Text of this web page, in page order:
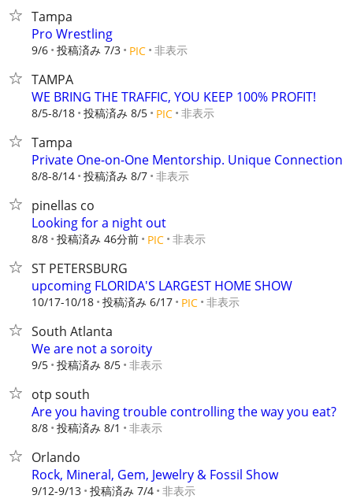
Tampa
Pro Wrestling
9/6 投稿済み 7/3 PIC 非表示
TAMPA
WE BRING THE TRAFFIC, YOU KEEP 100% PROFIT!
8/5-8/18 投稿済み 8/5 PIC 非表示
Tampa
Private One-on-One Mentorship. Unique Connection
8/8-8/14 投稿済み 8/7 非表示
pinellas co
Looking for a night out
8/8 投稿済み 46分前 PIC 非表示
ST PETERSBURG
upcoming FLORIDA'S LARGEST HOME SHOW
10/17-10/18 投稿済み 6/17 PIC 非表示
South Atlanta
We are not a soroity
9/5 投稿済み 8/5 非表示
otp south
Are you having trouble controlling the way you eat?
8/8 投稿済み 8/1 非表示
Orlando
Rock, Mineral, Gem, Jewelry & Fossil Show
9/12-9/13 投稿済み 7/4 非表示